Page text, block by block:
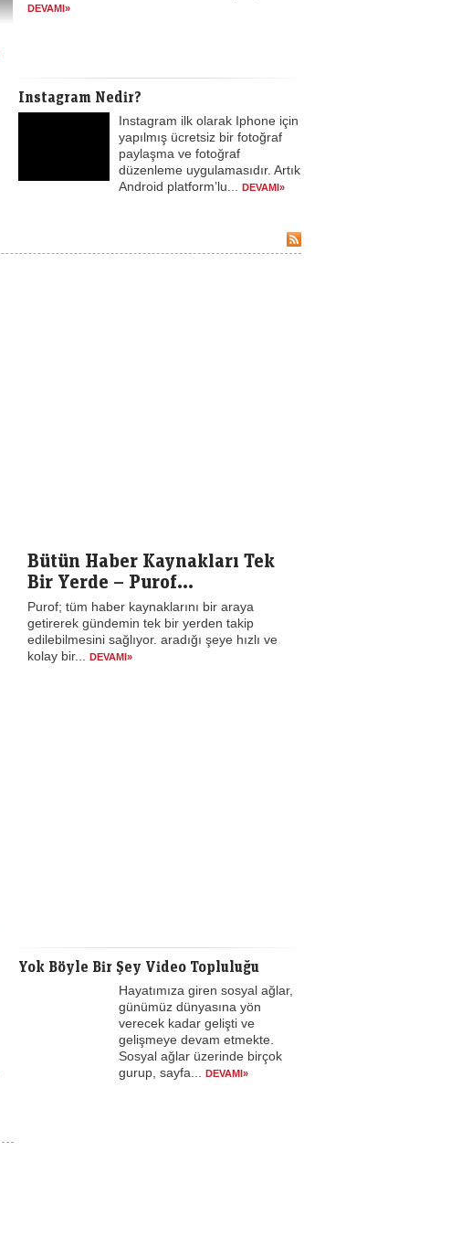
DEVAMI»
Instagram Nedir?
Instagram ilk olarak Iphone için
yapılmış ücretsiz bir fotoğraf
paylaşma ve fotoğraf
düzenleme uygulamasıdır. Artık
Android platform’lu...
DEVAMI»
Bütün Haber Kaynakları Tek
Bir Yerde – Purof...
Purof; tüm haber kaynaklarını bir araya
getirerek gündemin tek bir yerden takip
edilebilmesini sağlıyor. aradığı şeye hızlı ve
kolay bir...
DEVAMI»
Yok Böyle Bir Şey Video Topluluğu
Hayatımıza giren sosyal ağlar,
günümüz dünyasına yön
verecek kadar gelişti ve
gelişmeye devam etmekte.
Sosyal ağlar üzerinde birçok
gurup, sayfa...
DEVAMI»